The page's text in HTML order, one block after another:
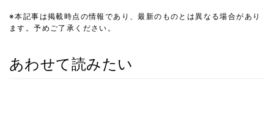
※本記事は掲載時点の情報であり、最新のものとは異なる場合があり
ます。予めご了承ください。
あわせて読みたい